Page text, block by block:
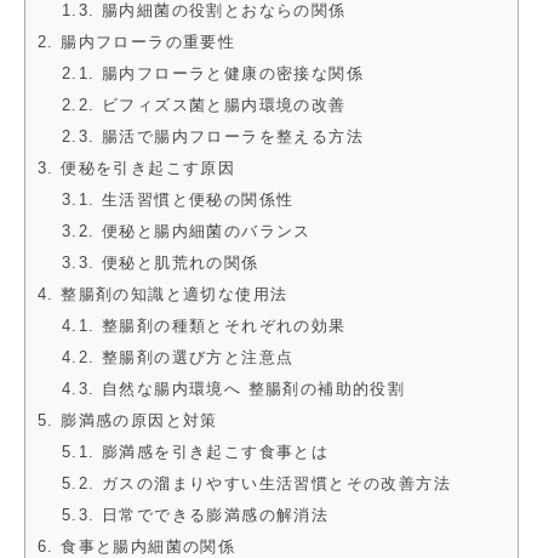
1.3. 腸内細菌の役割とおならの関係
2. 腸内フローラの重要性
2.1. 腸内フローラと健康の密接な関係
2.2. ビフィズス菌と腸内環境の改善
2.3. 腸活で腸内フローラを整える方法
3. 便秘を引き起こす原因
3.1. 生活習慣と便秘の関係性
3.2. 便秘と腸内細菌のバランス
3.3. 便秘と肌荒れの関係
4. 整腸剤の知識と適切な使用法
4.1. 整腸剤の種類とそれぞれの効果
4.2. 整腸剤の選び方と注意点
4.3. 自然な腸内環境へ 整腸剤の補助的役割
5. 膨満感の原因と対策
5.1. 膨満感を引き起こす食事とは
5.2. ガスの溜まりやすい生活習慣とその改善方法
5.3. 日常でできる膨満感の解消法
6. 食事と腸内細菌の関係